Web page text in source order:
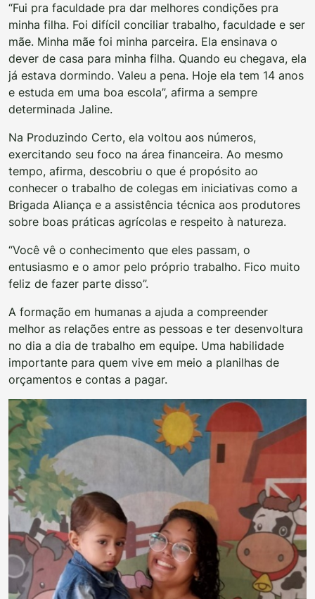
“Fui pra faculdade pra dar melhores condições pra
minha filha. Foi difícil conciliar trabalho, faculdade e ser
mãe. Minha mãe foi minha parceira. Ela ensinava o
dever de casa para minha filha. Quando eu chegava, ela
já estava dormindo. Valeu a pena. Hoje ela tem 14 anos
e estuda em uma boa escola”, afirma a sempre
determinada Jaline.
Na Produzindo Certo, ela voltou aos números,
exercitando seu foco na área financeira. Ao mesmo
tempo, afirma, descobriu o que é propósito ao
conhecer o trabalho de colegas em iniciativas como a
Brigada Aliança e a assistência técnica aos produtores
sobre boas práticas agrícolas e respeito à natureza.
“Você vê o conhecimento que eles passam, o
entusiasmo e o amor pelo próprio trabalho. Fico muito
feliz de fazer parte disso”.
A formação em humanas a ajuda a compreender
melhor as relações entre as pessoas e ter desenvoltura
no dia a dia de trabalho em equipe. Uma habilidade
importante para quem vive em meio a planilhas de
orçamentos e contas a pagar.